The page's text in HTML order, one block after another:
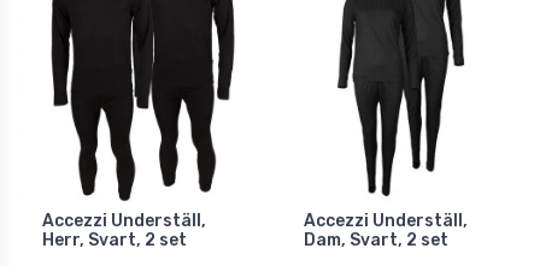
Accezzi Underställ,
Herr, Svart, 2 set
Accezzi Underställ,
Dam, Svart, 2 set